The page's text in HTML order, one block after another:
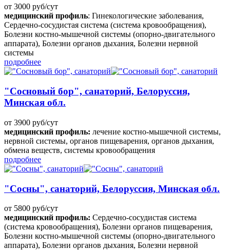
от 3000 руб/сут
медицинский профиль: Гинекологические заболевания,
Сердечно-сосудистая система (система кровообращения),
Болезни костно-мышечной системы (опорно-двигательного
аппарата), Болезни органов дыхания, Болезни нервной
системы
подробнее
"Сосновый бор", санаторий, Белоруссия,
Минская обл.
от 3900 руб/сут
медицинский профиль: лечение костно-мышечной системы,
нервной системы, органов пищеварения, органов дыхания,
обмена веществ, системы кровообращения
подробнее
"Сосны", санаторий, Белоруссия, Минская обл.
от 5800 руб/сут
медицинский профиль: Сердечно-сосудистая система
(система кровообращения), Болезни органов пищеварения,
Болезни костно-мышечной системы (опорно-двигательного
аппарата), Болезни органов дыхания, Болезни нервной